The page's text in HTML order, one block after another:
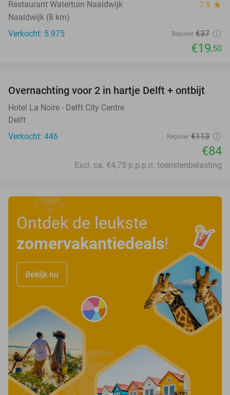
Restaurant Watertuin Naaldwijk 7.9 star
Naaldwijk (8 km)
Verkocht: 5.975
Regulier €37
€19,50
26%
Overnachting voor 2 in hartje Delft + ontbijt
Hotel La Noire - Delft City Centre
Delft
Verkocht: 446
Regulier €113
€84
Excl. ca. €4,75 p.p.p.n. toeristenbelasting
Ontdek de leukste
zomervakantiedeals!
Bekijk nu